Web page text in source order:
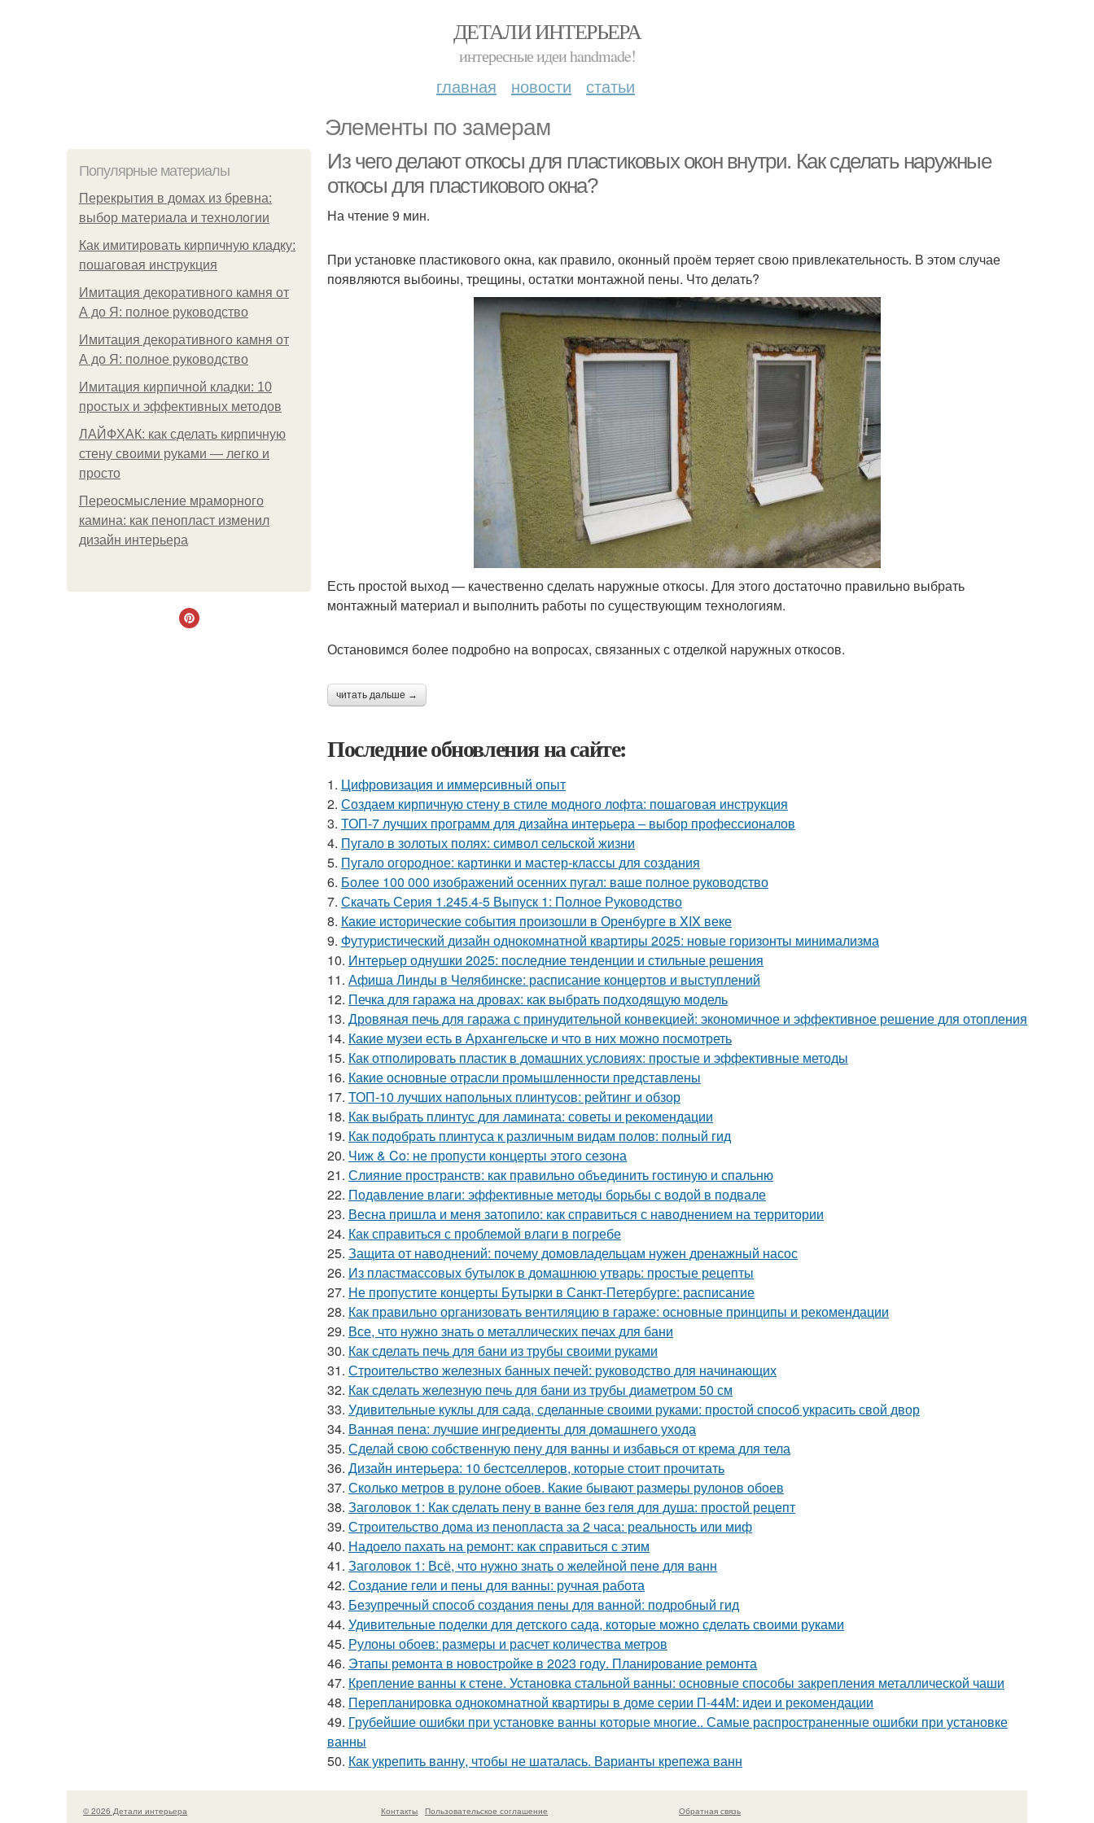
ДЕТАЛИ ИНТЕРЬЕРА
интересные идеи handmade!
главная новости статьи
Элементы по замерам
Популярные материалы
Перекрытия в домах из бревна:
выбор материала и технологии
Как имитировать кирпичную кладку:
пошаговая инструкция
Имитация декоративного камня от
А до Я: полное руководство
Имитация декоративного камня от
А до Я: полное руководство
Имитация кирпичной кладки: 10
простых и эффективных методов
ЛАЙФХАК: как сделать кирпичную
стену своими руками — легко и
просто
Переосмысление мраморного
камина: как пенопласт изменил
дизайн интерьера
Из чего делают откосы для пластиковых окон внутри. Как сделать наружные
откосы для пластикового окна?
На чтение 9 мин.
При установке пластикового окна, как правило, оконный проём теряет свою привлекательность. В этом случае
появляются выбоины, трещины, остатки монтажной пены. Что делать?
Есть простой выход — качественно сделать наружные откосы. Для этого достаточно правильно выбрать
монтажный материал и выполнить работы по существующим технологиям.
Остановимся более подробно на вопросах, связанных с отделкой наружных откосов.
читать дальше →
Последние обновления на сайте:
1. Цифровизация и иммерсивный опыт
2. Создаем кирпичную стену в стиле модного лофта: пошаговая инструкция
3. ТОП-7 лучших программ для дизайна интерьера – выбор профессионалов
4. Пугало в золотых полях: символ сельской жизни
5. Пугало огородное: картинки и мастер-классы для создания
6. Более 100 000 изображений осенних пугал: ваше полное руководство
7. Скачать Серия 1.245.4-5 Выпуск 1: Полное Руководство
8. Какие исторические события произошли в Оренбурге в XIX веке
9. Футуристический дизайн однокомнатной квартиры 2025: новые горизонты минимализма
10. Интерьер однушки 2025: последние тенденции и стильные решения
11. Афиша Линды в Челябинске: расписание концертов и выступлений
12. Печка для гаража на дровах: как выбрать подходящую модель
13. Дровяная печь для гаража с принудительной конвекцией: экономичное и эффективное решение для отопления
14. Какие музеи есть в Архангельске и что в них можно посмотреть
15. Как отполировать пластик в домашних условиях: простые и эффективные методы
16. Какие основные отрасли промышленности представлены
17. ТОП-10 лучших напольных плинтусов: рейтинг и обзор
18. Как выбрать плинтус для ламината: советы и рекомендации
19. Как подобрать плинтуса к различным видам полов: полный гид
20. Чиж & Co: не пропусти концерты этого сезона
21. Слияние пространств: как правильно объединить гостиную и спальню
22. Подавление влаги: эффективные методы борьбы с водой в подвале
23. Весна пришла и меня затопило: как справиться с наводнением на территории
24. Как справиться с проблемой влаги в погребе
25. Защита от наводнений: почему домовладельцам нужен дренажный насос
26. Из пластмассовых бутылок в домашнюю утварь: простые рецепты
27. Не пропустите концерты Бутырки в Санкт-Петербурге: расписание
28. Как правильно организовать вентиляцию в гараже: основные принципы и рекомендации
29. Все, что нужно знать о металлических печах для бани
30. Как сделать печь для бани из трубы своими руками
31. Строительство железных банных печей: руководство для начинающих
32. Как сделать железную печь для бани из трубы диаметром 50 см
33. Удивительные куклы для сада, сделанные своими руками: простой способ украсить свой двор
34. Ванная пена: лучшие ингредиенты для домашнего ухода
35. Сделай свою собственную пену для ванны и избавься от крема для тела
36. Дизайн интерьера: 10 бестселлеров, которые стоит прочитать
37. Сколько метров в рулоне обоев. Какие бывают размеры рулонов обоев
38. Заголовок 1: Как сделать пену в ванне без геля для душа: простой рецепт
39. Строительство дома из пенопласта за 2 часа: реальность или миф
40. Надоело пахать на ремонт: как справиться с этим
41. Заголовок 1: Всё, что нужно знать о желейной пенe для ванн
42. Создание гели и пены для ванны: ручная работа
43. Безупречный способ создания пены для ванной: подробный гид
44. Удивительные поделки для детского сада, которые можно сделать своими руками
45. Рулоны обоев: размеры и расчет количества метров
46. Этапы ремонта в новостройке в 2023 году. Планирование ремонта
47. Крепление ванны к стене. Установка стальной ванны: основные способы закрепления металлической чаши
48. Перепланировка однокомнатной квартиры в доме серии П-44М: идеи и рекомендации
49. Грубейшие ошибки при установке ванны которые многие.. Самые распространенные ошибки при установке
ванны
50. Как укрепить ванну, чтобы не шаталась. Варианты крепежа ванн
© 2026 Детали интерьера Контакты Пользовательское соглашение Обратная связь